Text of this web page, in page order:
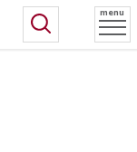
menu